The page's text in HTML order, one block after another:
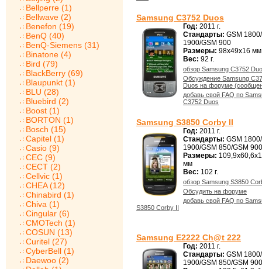
Bellperre (1)
Bellwave (2)
Benefon (19)
BenQ (40)
BenQ-Siemens (31)
Binatone (4)
Bird (79)
BlackBerry (69)
Blaupunkt (1)
BLU (28)
Bluebird (2)
Boost (1)
BORTON (1)
Bosch (15)
Capitel (1)
Casio (9)
CEC (9)
CECT (2)
Cellvic (1)
CHEA (12)
Chinabird (1)
Chiva (1)
Cingular (6)
CMOTech (1)
COSUN (13)
Curitel (27)
CyberBell (1)
Daewoo (2)
Samsung C3752 Duos
Год: 2011 г.
Стандарты: GSM
1900/GSM 900
Размеры: 98x49x16 мм
Вес: 92 г.
обзор Samsung C3752
Обсуждение Samsung
Duos на форуме
добавь свой FAQ по
C3752 Duos
Samsung S3850 Corby II
Год: 2011 г.
Стандарты: GSM
1900/GSM 850/GSM 900
Размеры:
мм
Вес: 102 г.
обзор Samsung S3850
Обсудить на форуме
добавь свой FAQ по
S3850 Corby II
Samsung E2222 Ch@t 222
Год: 2011 г.
Стандарты: GSM
1900/GSM 850/GSM 900